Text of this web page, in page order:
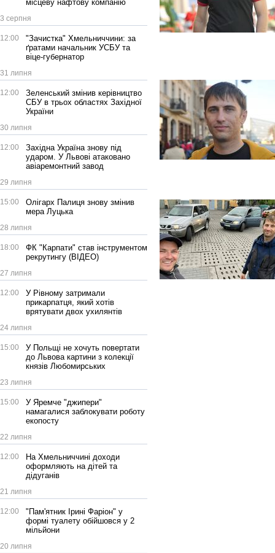
місцеву нафтову компанію
3 серпня
12:00
"Зачистка" Хмельниччини: за
ґратами начальник УСБУ та
віце-губернатор
31 липня
12:00
Зеленський змінив керівництво
СБУ в трьох областях Західної
України
30 липня
12:00
Західна Україна знову під
ударом. У Львові атаковано
авіаремонтний завод
29 липня
15:00
Олігарх Палиця знову змінив
мера Луцька
28 липня
18:00
ФК "Карпати" став інструментом
рекрутингу (ВІДЕО)
27 липня
12:00
У Рівному затримали
прикарпатця, який хотів
врятувати двох ухилянтів
24 липня
15:00
У Польщі не хочуть повертати
до Львова картини з колекції
князів Любомирських
23 липня
15:00
У Яремче "джипери"
намагалися заблокувати роботу
екопосту
22 липня
12:00
На Хмельниччині доходи
оформляють на дітей та
дідуганів
21 липня
12:00
"Пам'ятник Ірині Фаріон" у
формі туалету обійшовся у 2
мільйони
20 липня